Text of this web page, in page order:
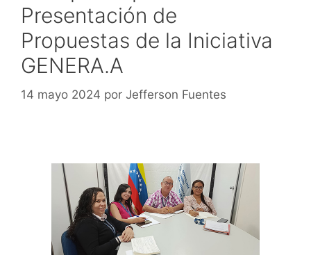
Presentación de
Propuestas de la Iniciativa
GENERA.A
14 mayo 2024 por Jefferson Fuentes